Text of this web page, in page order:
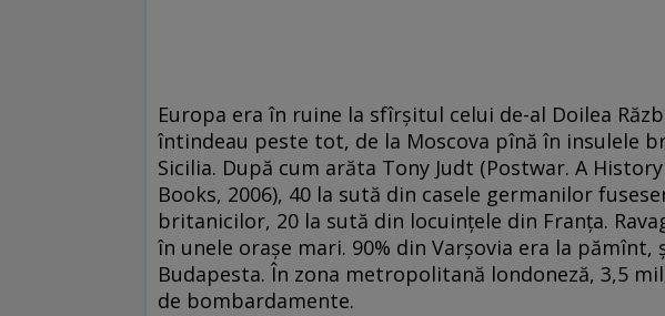
Europa era în ruine la sfîrșitul celui de-al Doilea
întindeau peste tot, de la Moscova pînă în insulele
Sicilia. După cum arăta Tony Judt (Postwar. A
Books, 2006), 40 la sută din casele germanilor
britanicilor, 20 la sută din locuințele din Franța.
în unele orașe mari. 90% din Varșovia era la
Budapesta. În zona metropolitană londoneză, 3,5
de bombardamente.